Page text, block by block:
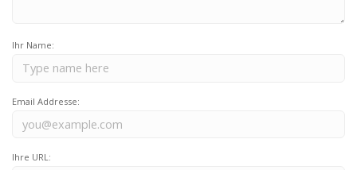
Ihr Name:
Email Addresse:
Ihre URL: